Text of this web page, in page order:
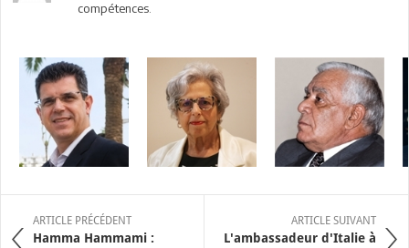
compétences.
ARTICLE PRÉCÉDENT
Hamma Hammami :
ARTICLE SUIVANT
L'ambassadeur d'Italie à